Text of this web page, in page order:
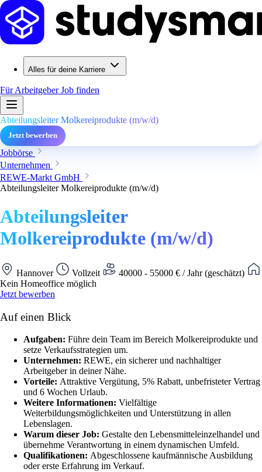
Alles für deine Karriere
Für ArbeitgeberJob finden
Abteilungsleiter Molkereiprodukte (m/w/d)
Jetzt bewerben
Jobbörse
Unternehmen
REWE-Markt GmbH
Abteilungsleiter Molkereiprodukte (m/w/d)
Abteilungsleiter
Molkereiprodukte (m/w/d)
Hannover Vollzeit
40000 - 55000 € / Jahr (geschätzt)
Kein Homeoffice möglich
Jetzt bewerben
Auf einen Blick
Aufgaben: Führe dein Team im Bereich Molkereiprodukte und
setze Verkaufsstrategien um.
Unternehmen: REWE, ein sicherer und nachhaltiger
Arbeitgeber in deiner Nähe.
Vorteile: Attraktive Vergütung, 5% Rabatt, unbefristeter Vertrag
und 6 Wochen Urlaub.
Weitere Informationen: Vielfältige
Weiterbildungsmöglichkeiten und Unterstützung in allen
Lebenslagen.
Warum dieser Job: Gestalte den Lebensmitteleinzelhandel und
übernehme Verantwortung in einem dynamischen Umfeld.
Qualifikationen: Abgeschlossene kaufmännische Ausbildung
oder erste Erfahrung im Verkauf.